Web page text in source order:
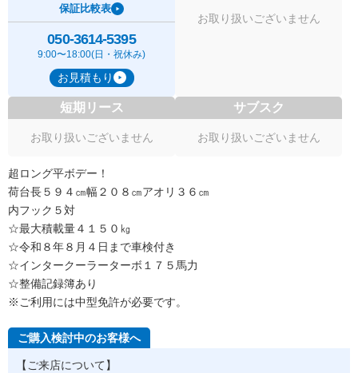
保証比較表
050-3614-5395
9:00〜18:00(日・祝休み)
お見積もり
お取り扱いございません
短期リース
お取り扱いございません
サブスク
お取り扱いございません
超ロング平ボデー！
荷台長５９４㎝幅２０８㎝アオリ３６㎝
内フック５対
☆最大積載量４１５０㎏
☆令和８年８月４日まで車検付き
☆インタークーラーターボ１７５馬力
☆整備記録簿あり
※ご利用には中型免許が必要です。
ご購入検討中のお客様へ
【ご来店について】